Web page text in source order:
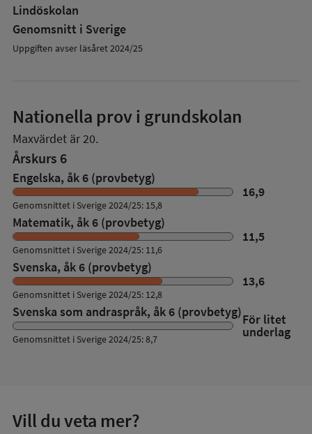
Lindöskolan
Genomsnitt i Sverige
Uppgiften avser läsåret 2024/25
Nationella prov i grundskolan
Maxvärdet är 20.
Årskurs 6
Engelska, åk 6 (provbetyg)
16,9
Genomsnittet i Sverige 2024/25: 15,8
Matematik, åk 6 (provbetyg)
11,5
Genomsnittet i Sverige 2024/25: 11,6
Svenska, åk 6 (provbetyg)
13,6
Genomsnittet i Sverige 2024/25: 12,8
Svenska som andraspråk, åk 6 (provbetyg)För litet
underlag
Genomsnittet i Sverige 2024/25: 8,7
Vill du veta mer?